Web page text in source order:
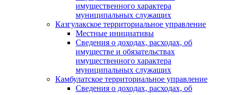
имущественного характера
муниципальных служащих
Казгулакское территориальное управление
Местные инициативы
Сведения о доходах, расходах, об
имуществе и обязательствах
имущественного характера
муниципальных служащих
Камбулатское территориальное управление
Сведения о доходах, расходах, об